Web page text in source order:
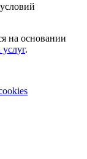
на основании
.